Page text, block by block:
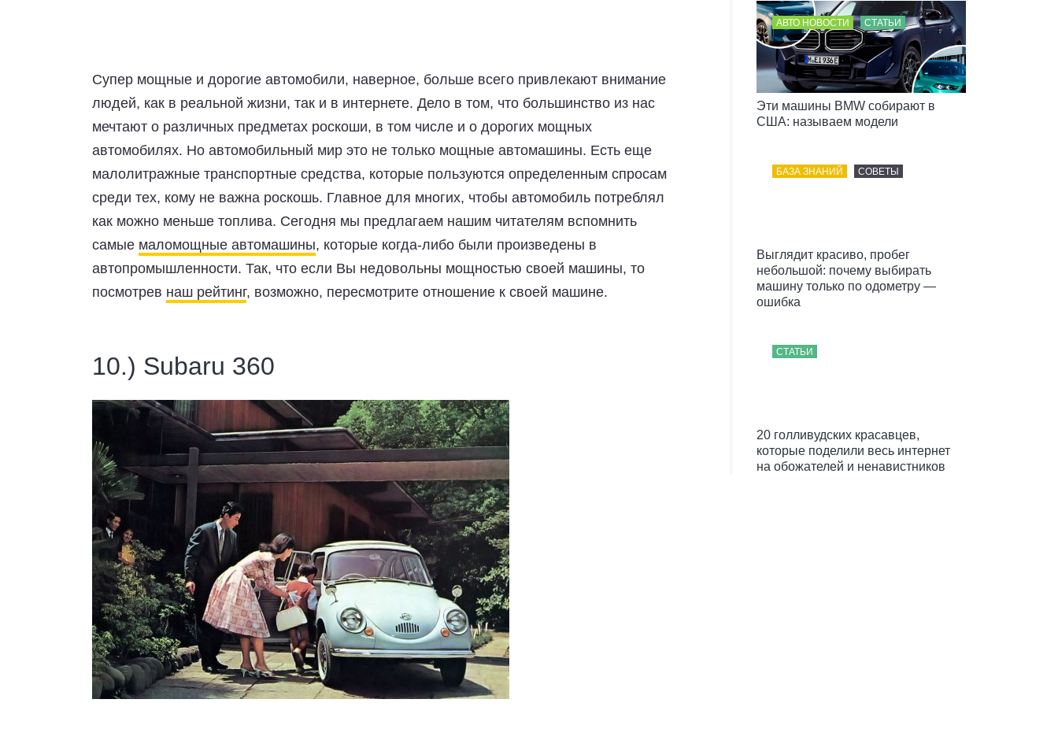
Супер мощные и дорогие автомобили, наверное, больше всего привлекают внимание
людей, как в реальной жизни, так и в интернете. Дело в том, что большинство из нас
мечтают о различных предметах роскоши, в том числе и о дорогих мощных
автомобилях. Но автомобильный мир это не только мощные автомашины. Есть еще
малолитражные транспортные средства, которые пользуются определенным спросам
среди тех, кому не важна роскошь. Главное для многих, чтобы автомобиль потреблял
как можно меньше топлива. Сегодня мы предлагаем нашим читателям вспомнить
самые маломощные автомашины, которые когда-либо были произведены в
автопромышленности. Так, что если Вы недовольны мощностью своей машины, то
посмотрев наш рейтинг, возможно, пересмотрите отношение к своей машине.
10.) Subaru 360
АВТО НОВОСТИ СТАТЬИ
Эти машины BMW собирают в
США: называем модели
БАЗА ЗНАНИЙ СОВЕТЫ
Выглядит красиво, пробег
небольшой: почему выбирать
машину только по одометру —
ошибка
СТАТЬИ
20 голливудских красавцев,
которые поделили весь интернет
на обожателей и ненавистников